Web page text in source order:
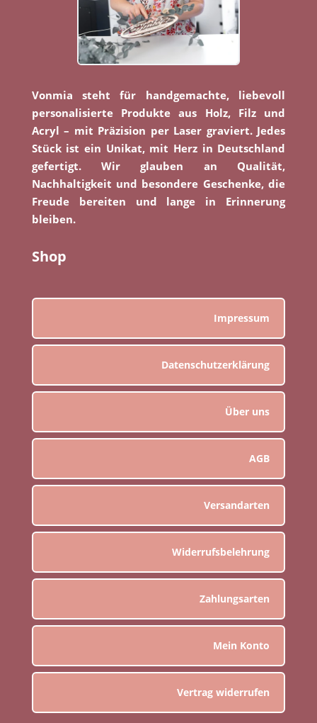
Vonmia steht für handgemachte, liebevoll
personalisierte Produkte aus Holz, Filz und
Acryl – mit Präzision per Laser graviert. Jedes
Stück ist ein Unikat, mit Herz in Deutschland
gefertigt. Wir glauben an Qualität,
Nachhaltigkeit und besondere Geschenke, die
Freude bereiten und lange in Erinnerung
bleiben.
Shop
Impressum
Datenschutzerklärung
Über uns
AGB
Versandarten
Widerrufsbelehrung
Zahlungsarten
Mein Konto
Vertrag widerrufen